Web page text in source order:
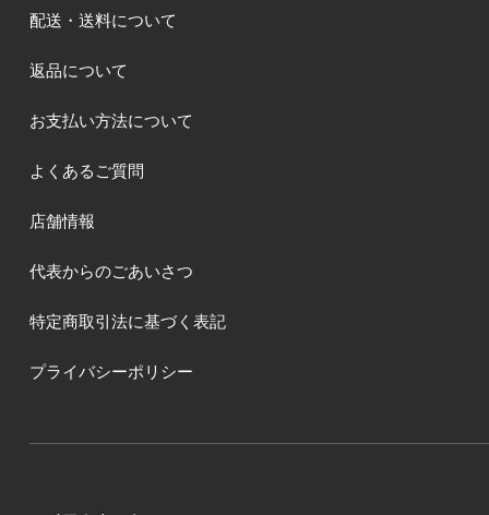
配送・送料について
返品について
お支払い方法について
よくあるご質問
店舗情報
代表からのごあいさつ
特定商取引法に基づく表記
プライバシーポリシー